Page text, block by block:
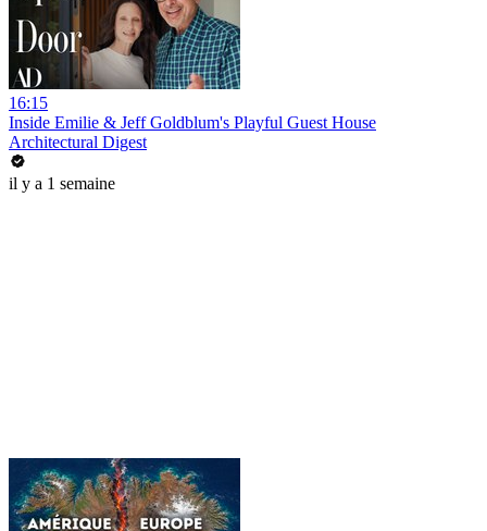
16:15
Inside Emilie & Jeff Goldblum's Playful Guest House
Architectural Digest
il y a 1 semaine